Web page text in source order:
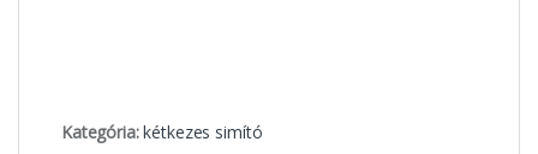
Kategória:kétkezes simító